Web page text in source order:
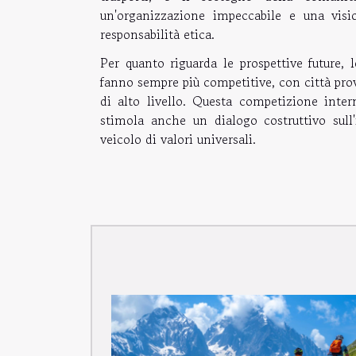
un'organizzazione impeccabile e una
responsabilità etica.
Per quanto riguarda le prospettive future,
fanno sempre più competitive, con città
di alto livello. Questa competizione
stimola anche un dialogo costruttivo
veicolo di valori universali.